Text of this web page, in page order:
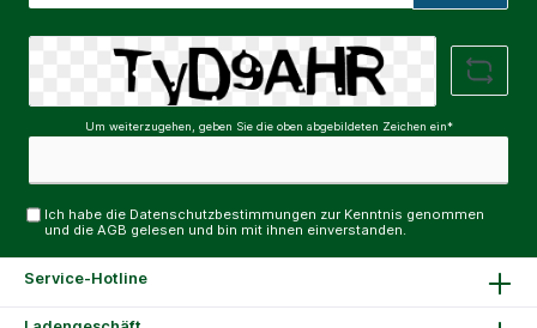
Um weiterzugehen, geben Sie die oben abgebildeten Zeichen ein*
Ich habe die Datenschutzbestimmungen zur Kenntnis genommen
und dieAGB gelesen und bin mit ihnen einverstanden.
Service-Hotline